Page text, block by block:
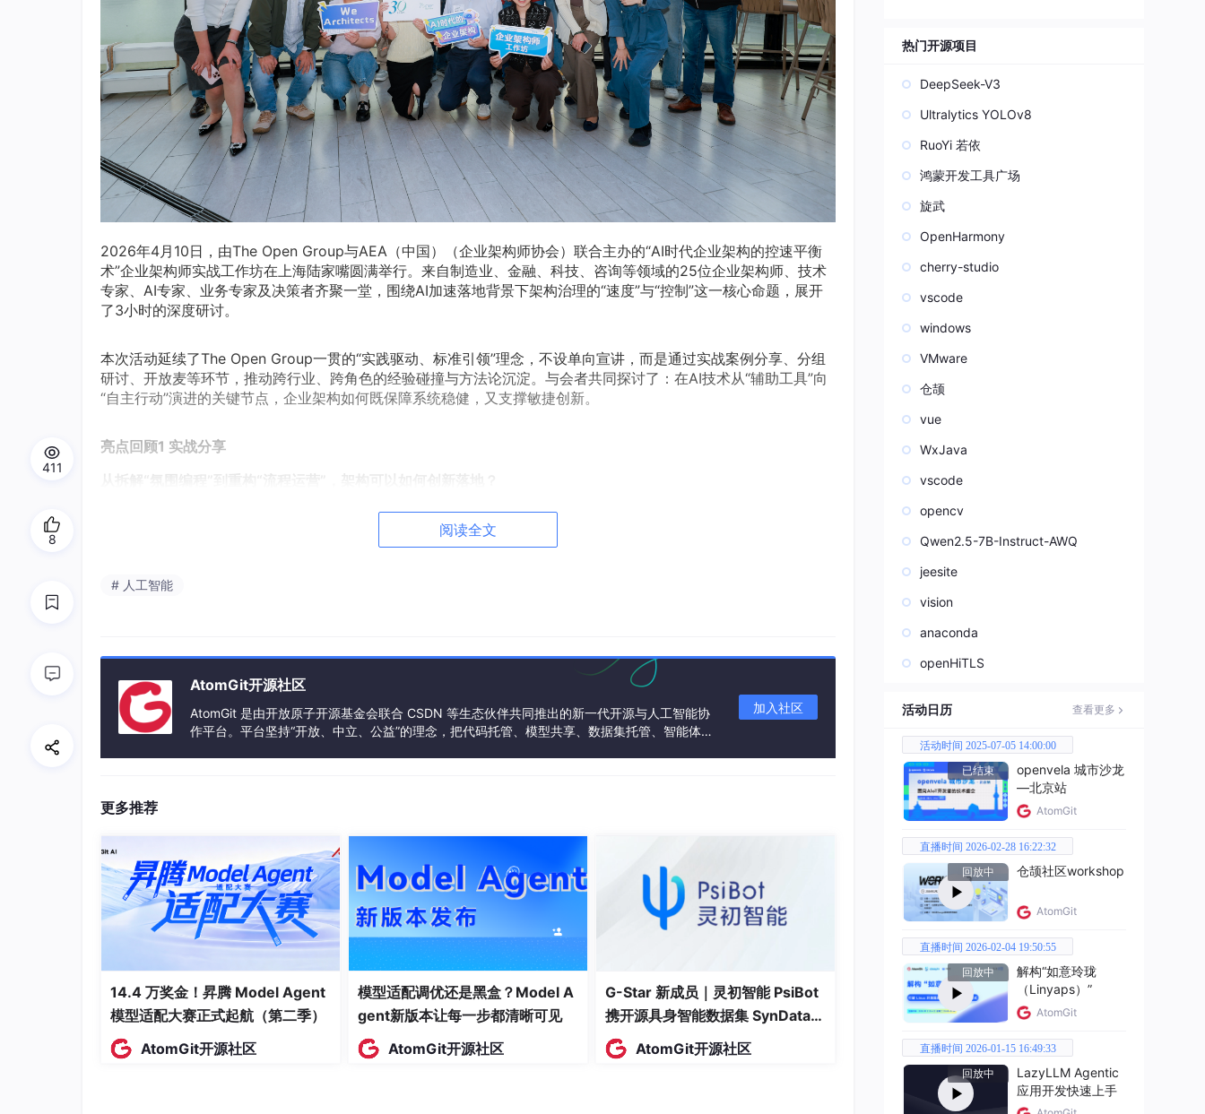
2026年4月10日，由The Open Group与AEA（中国）（企业架构师协会）联合主办的“AI时代企业架构的控速平衡
术”企业架构师实战工作坊在上海陆家嘴圆满举行。来自制造业、金融、科技、咨询等领域的25位企业架构师、技术
专家、AI专家、业务专家及决策者齐聚一堂，围绕AI加速落地背景下架构治理的“速度”与“控制”这一核心命题，展开
了3小时的深度研讨。
本次活动延续了The Open Group一贯的“实践驱动、标准引领”理念，不设单向宣讲，而是通过实战案例分享、分组
研讨、开放麦等环节，推动跨行业、跨角色的经验碰撞与方法论沉淀。与会者共同探讨了：在AI技术从“辅助工具”向
“自主行动”演进的关键节点，企业架构如何既保障系统稳健，又支撑敏捷创新。
亮点回顾1 实战分享
从拆解“氛围编程”到重构“流程运营”，架构可以如何创新落地？
分享一：氛围编程时代的理性约束——TOGAF ADM的敏捷适配
阅读全文
# 人工智能
AtomGit开源社区
AtomGit 是由开放原子开源基金会联合 CSDN 等生态伙伴共同推出的新一代开源与人工智能协
作平台。平台坚持“开放、中立、公益”的理念，把代码托管、模型共享、数据集托管、智能体开
加入社区
更多推荐
14.4 万奖金！昇腾 Model Agent
模型适配大赛正式起航（第二季）
AtomGit开源社区
模型适配调优还是黑盒？Model A
gent新版本让每一步都清晰可见
AtomGit开源社区
G-Star 新成员｜灵初智能 PsiBot
携开源具身智能数据集 SynData
入驻 AtomGit
AtomGit开源社区
411
8
模态指令。
热门开源项目
DeepSeek-V3
Ultralytics YOLOv8
RuoYi 若依
鸿蒙开发工具广场
旋武
OpenHarmony
cherry-studio
vscode
windows
VMware
仓颉
vue
WxJava
vscode
opencv
Qwen2.5-7B-Instruct-AWQ
jeesite
vision
anaconda
openHiTLS
活动日历 查看更多
活动时间 2025-07-05 14:00:00
已结束
openvela 城市沙龙
—北京站
AtomGit
直播时间 2026-02-28 16:22:32
回放中
仓颉社区workshop
AtomGit
直播时间 2026-02-04 19:50:55
回放中
解构“如意玲珑
（Linyaps）”
AtomGit
直播时间 2026-01-15 16:49:33
回放中
LazyLLM Agentic
应用开发快速上手